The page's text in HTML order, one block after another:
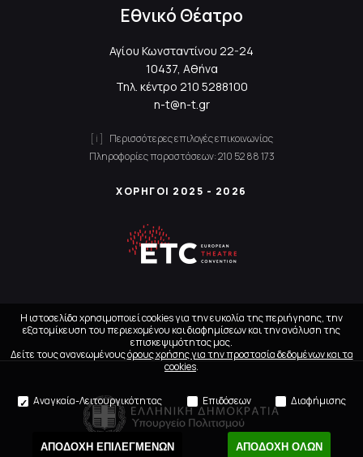
Εθνικό Θέατρο
Αγίου Κωνσταντίνου 22-24
10437, Αθήνα
Τηλ. κέντρο 210 5288100
n-t@n-t.gr
Περισσότερες επιλογές επικοινωνίας
Πληροφορίες παραστάσεων:210 52 88 173
ΧΟΡΗΓΟΙ 2025 - 2026
Η ιστοσελίδα χρησιμοποιεί cookies για την ευκολία της περιήγησης, την
εξατομίκευση του περιεχομένου και διαφημίσεων και την ανάλυση της
επισκεψιμότητας μας.
Δείτε τους ανανεωμένουςόρους χρήσης για την προστασία δεδομένων και τα
cookies.
Αναγκαία-Λειτουργικότητας Επιδόσεων Διαφήμισης
ΑΠΟΔΟΧΗ ΕΠΙΛΕΓΜΕΝΩΝ ΑΠΟΔΟΧΗ ΟΛΩΝ